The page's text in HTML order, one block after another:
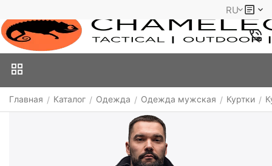
RU
Главная / Каталог / Одежда / Одежда мужская / Куртки /